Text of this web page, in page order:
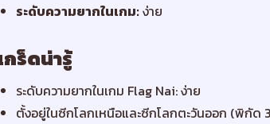
ระดับความยากในเกม:ง่าย
กร็ดน่ารู้
ระดับความยากในเกม Flag Nai: ง่าย
ตั้งอยู่ในซีกโลกเหนือและซีกโลกตะวันออก (พิกัด